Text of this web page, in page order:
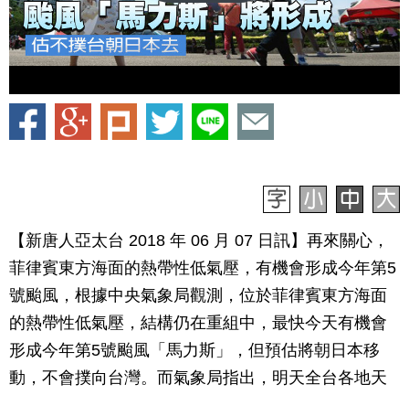
【新唐人亞太台 2018 年 06 月 07 日訊】再來關心，
菲律賓東方海面的熱帶性低氣壓，有機會形成今年第5
號颱風，根據中央氣象局觀測，位於菲律賓東方海面
的熱帶性低氣壓，結構仍在重組中，最快今天有機會
形成今年第5號颱風「馬力斯」，但預估將朝日本移
動，不會撲向台灣。而氣象局指出，明天全台各地天